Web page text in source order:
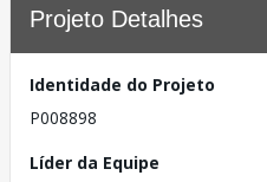
Projeto Detalhes
Identidade do Projeto
P008898
Líder da Equipe